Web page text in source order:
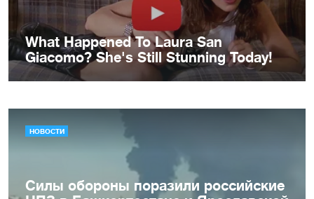
НОВОСТИ
Силы обороны поразили российские